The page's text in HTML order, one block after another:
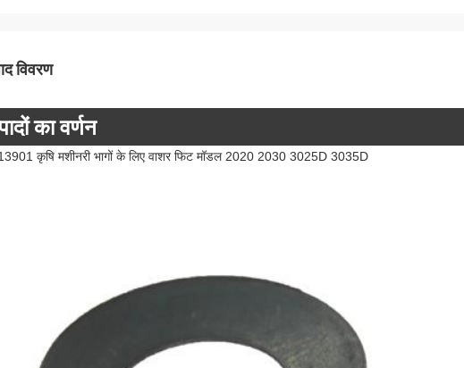
विवरण
का वर्णन
कृषि मशीनरी भागों के लिए वाशर फिट मॉडल 2020 2030 3025D 3035D